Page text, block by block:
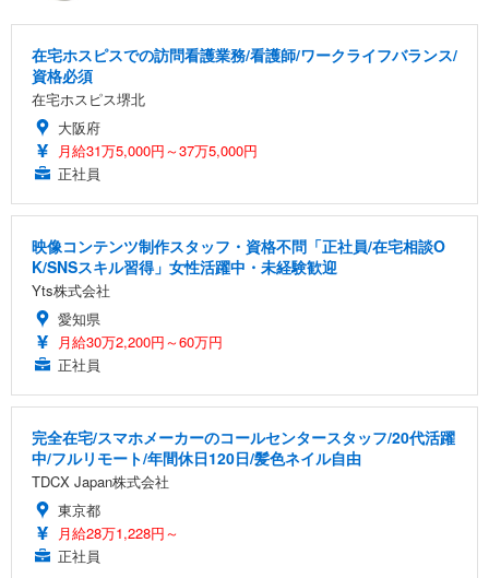
在宅ホスピスでの訪問看護業務/看護師/ワークライフバランス/
資格必須
在宅ホスピス堺北
大阪府
月給31万5,000円～37万5,000円
正社員
映像コンテンツ制作スタッフ・資格不問「正社員/在宅相談O
K/SNSスキル習得」女性活躍中・未経験歓迎
Yts株式会社
愛知県
月給30万2,200円～60万円
正社員
完全在宅/スマホメーカーのコールセンタースタッフ/20代活躍
中/フルリモート/年間休日120日/髪色ネイル自由
TDCX Japan株式会社
東京都
月給28万1,228円～
正社員